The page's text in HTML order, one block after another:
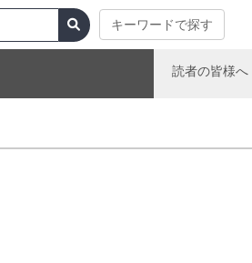
キーワードで探す
読者の皆様へ